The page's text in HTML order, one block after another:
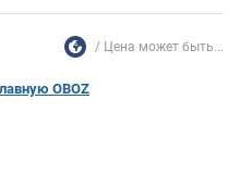
Цена может быть...
OBOZ